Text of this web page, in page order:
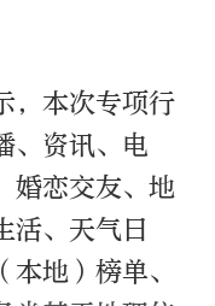
，本次专项行
、资讯、电
婚恋交友、地
活、天气日
地）榜单、